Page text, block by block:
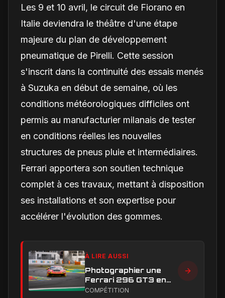
Les 9 et 10 avril, le circuit de Fiorano en
Italie deviendra le théâtre d'une étape
majeure du plan de développement
pneumatique de Pirelli. Cette session
s'inscrit dans la continuité des essais menés
à Suzuka en début de semaine, où les
conditions météorologiques difficiles ont
permis au manufacturier milanais de tester
en conditions réelles les nouvelles
structures de pneus pluie et intermédiaires.
Ferrari apportera son soutien technique
complet à ces travaux, mettant à disposition
ses installations et son expertise pour
accélérer l'évolution des gommes.
À LIRE AUSSI
Photographier une
Ferrari 296 GT3 en
action : construire une
COMPÉTITION